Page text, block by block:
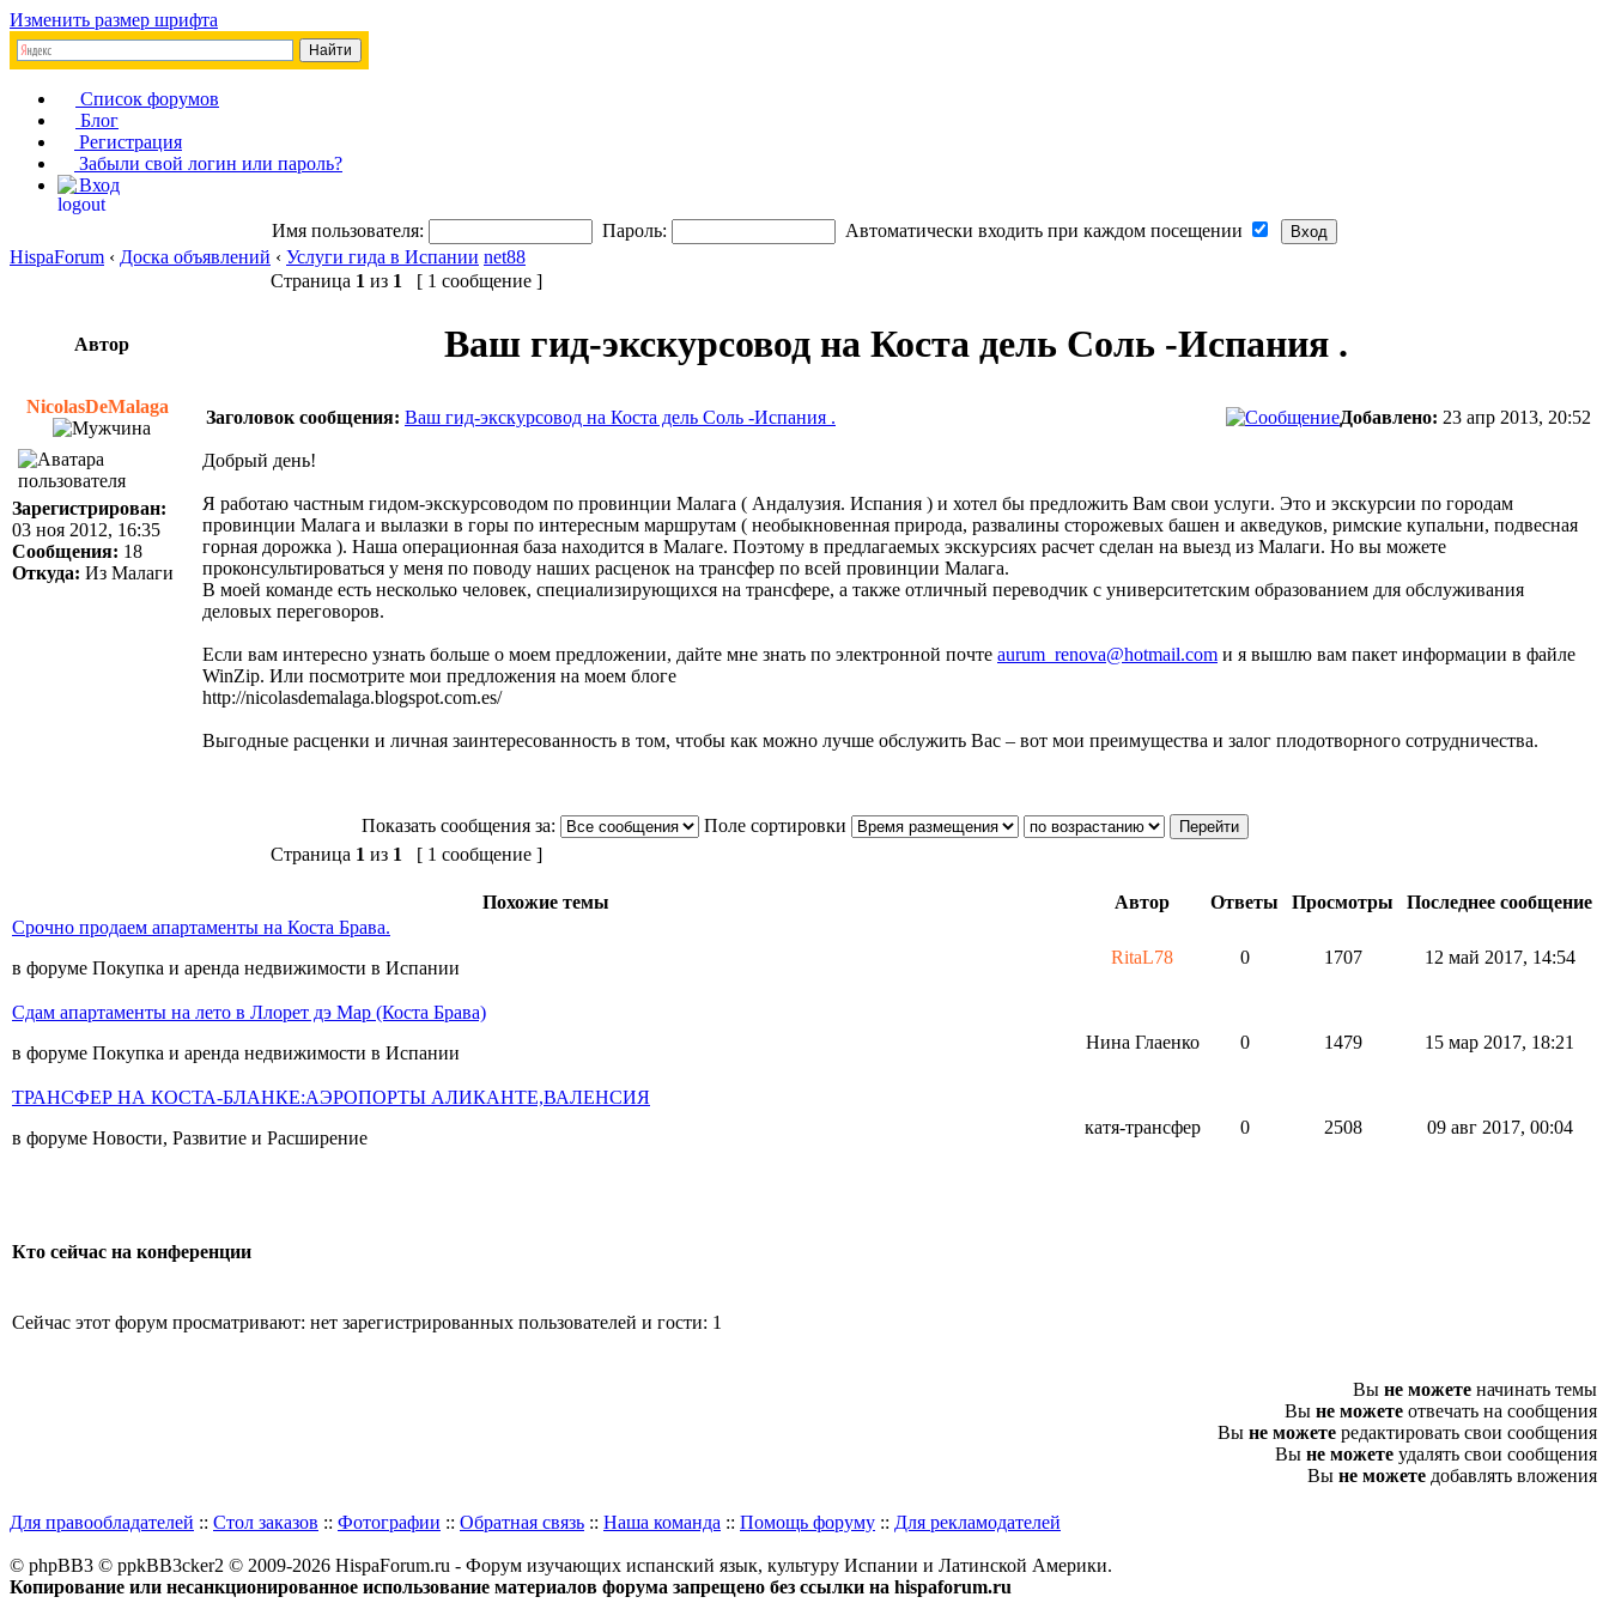
Изменить размер шрифта
Список форумов
Блог
Регистрация
Забыли свой логин или пароль?
Вход
Имя пользователя: Пароль:
Автоматически входить при каждом посещении
HispaForum ‹ Доска объявлений ‹ Услуги гида в Испании net88
Страница 1 из 1 [ 1 сообщение ]
Автор Ваш гид-экскурсовод на Коста дель Соль -Испания .
NicolasDeMalaga
Заголовок сообщения: Ваш гид-экскурсовод на Коста дель Соль -Испания . Добавлено: 23 апр 2013, 20:52
Зарегистрирован:
03 ноя 2012, 16:35
Сообщения: 18
Откуда: Из Малаги
Добрый день!
Я работаю частным гидом-экскурсоводом по провинции Малага ( Андалузия. Испания ) и хотел бы предложить Вам свои услуги. Это и экскурсии по городам
провинции Малага и вылазки в горы по интересным маршрутам ( необыкновенная природа, развалины сторожевых башен и акведуков, римские купальни, подвесная
горная дорожка ). Наша операционная база находится в Малаге. Поэтому в предлагаемых экскурсиях расчет сделан на выезд из Малаги. Но вы можете
проконсультироваться у меня по поводу наших расценок на трансфер по всей провинции Малага.
В моей команде есть несколько человек, специализирующихся на трансфере, а также отличный переводчик с университетским образованием для обслуживания
деловых переговоров.
Если вам интересно узнать больше о моем предложении, дайте мне знать по электронной почте aurum_renova@hotmail.com и я вышлю вам пакет информации в файле
WinZip. Или посмотрите мои предложения на моем блоге
http://nicolasdemalaga.blogspot.com.es/
Выгодные расценки и личная заинтересованность в том, чтобы как можно лучше обслужить Вас – вот мои преимущества и залог плодотворного сотрудничества.
Показать сообщения за:
Поле сортировки
Страница 1 из 1 [ 1 сообщение ]
Похожие темы Автор Ответы Просмотры
Последнее сообщение
Срочно продаем апартаменты на Коста Брава.
в форуме Покупка и аренда недвижимости в Испании
RitaL78 0 1707 12 май 2017, 14:54
Сдам апартаменты на лето в Ллорет дэ Мар (Коста Брава)
в форуме Покупка и аренда недвижимости в Испании
Нина Глаенко 0 1479 15 мар 2017, 18:21
ТРАНСФЕР НА КОСТА-БЛАНКЕ:АЭРОПОРТЫ АЛИКАНТЕ,ВАЛЕНСИЯ
в форуме Новости, Развитие и Расширение
катя-трансфер 0 2508 09 авг 2017, 00:04
Кто сейчас на конференции
Сейчас этот форум просматривают: нет зарегистрированных пользователей и гости: 1
Вы не можете начинать темы
Вы не можете отвечать на сообщения
Вы не можете редактировать свои сообщения
Вы не можете удалять свои сообщения
Вы не можете добавлять вложения
Для правообладателей :: Стол заказов :: Фотографии :: Обратная связь :: Наша команда :: Помощь форуму :: Для рекламодателей
© phpBB3 © ppkBB3cker2 © 2009-2026 HispaForum.ru - Форум изучающих испанский язык, культуру Испании и Латинской Америки.
Копирование или несанкционированное использование материалов форума запрещено без ссылки на hispaforum.ru